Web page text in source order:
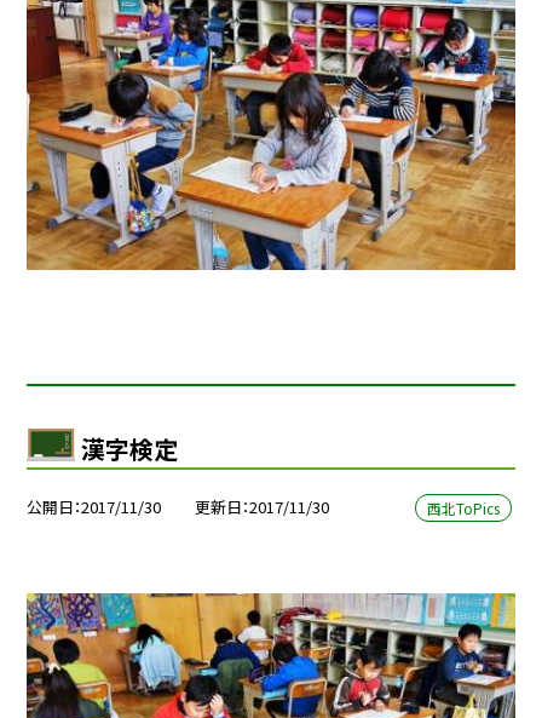
漢字検定
公開日 2017/11/30 更新日 2017/11/30 西北ToPics